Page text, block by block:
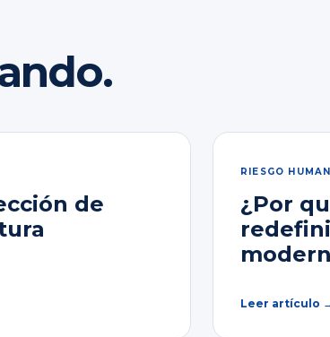
de
RIESGO
¿Por
Leer artículo